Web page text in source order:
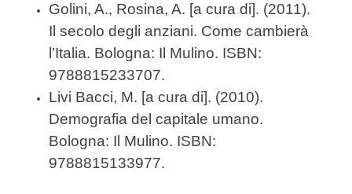
Golini, A., Rosina, A. [a cura di]. (2011).
Il secolo degli anziani. Come cambierà
l’Italia. Bologna: Il Mulino. ISBN:
9788815233707.
Livi Bacci, M. [a cura di]. (2010).
Demografia del capitale umano.
Bologna: Il Mulino. ISBN:
9788815133977.